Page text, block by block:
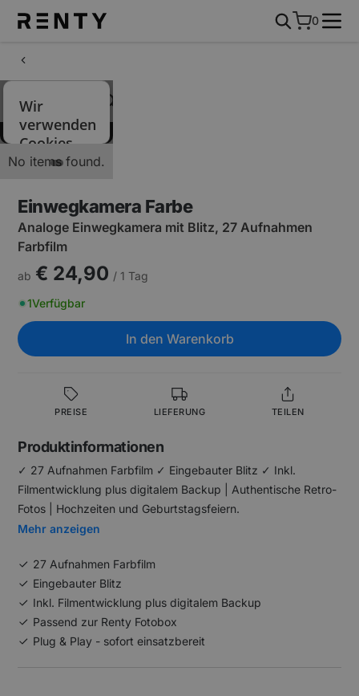
0
No items found.
Einwegkamera Farbe
Analoge Einwegkamera mit Blitz, 27 Aufnahmen
Farbfilm
ab € 24,90 / 1 Tag
1Verfügbar
In den Warenkorb
PREISE LIEFERUNG TEILEN
Produktinformationen
✓ 27 Aufnahmen Farbfilm ✓ Eingebauter Blitz ✓ Inkl.
Filmentwicklung plus digitalem Backup | Authentische Retro-
Fotos | Hochzeiten und Geburtstagsfeiern.
Mehr anzeigen
27 Aufnahmen Farbfilm
Eingebauter Blitz
Inkl. Filmentwicklung plus digitalem Backup
Passend zur Renty Fotobox
Plug & Play - sofort einsatzbereit